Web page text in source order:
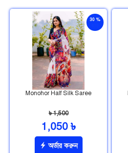
30 %
Monohor Half Silk Saree
৳ 1,500
1,050 ৳
অর্ডার করুন